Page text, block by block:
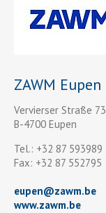
ZAWM Eupen
Vervierser Straße 73
B-4700 Eupen
Tel.: +32 87 593989
Fax: +32 87 552795
eupen@zawm.be
www.zawm.be